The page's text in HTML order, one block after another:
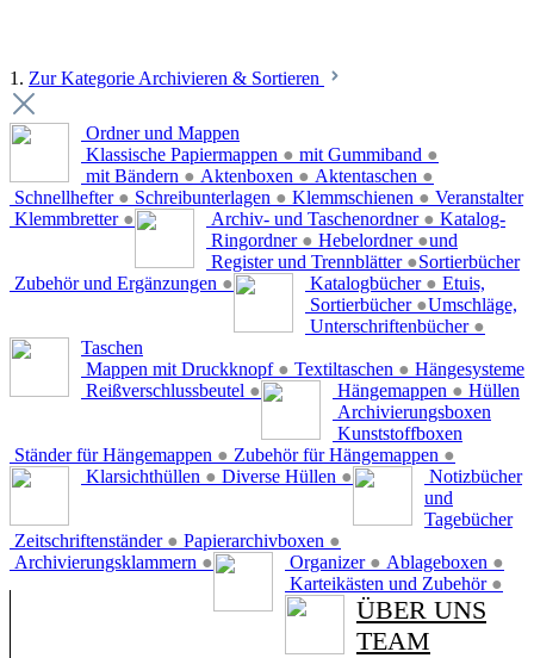
1. Zur Kategorie Archivieren & Sortieren
Ordner und Mappen
Klassische Papiermappen ● mit Gummiband ●
mit Bändern ● Aktenboxen ● Aktentaschen ●
Schnellhefter ● Schreibunterlagen ● Klemmschienen ●
Klemmbretter ●
Veranstalter
Archiv- und Taschenordner ●
Ringordner ● Hebelordner ●
Register und Trennblätter ●
Zubehör und Ergänzungen ●
Katalog-
und
Sortierbücher
Katalogbücher ●
Sortierbücher ●
Unterschriftenbücher ●
Etuis,
Umschläge,
Taschen
Mappen mit Druckknopf ● Textiltaschen ●
Reißverschlussbeutel ●
Hängesysteme
Hängemappen ●
Ständer für Hängemappen ● Zubehör für Hängemappen ●
Hüllen
Klarsichthüllen ● Diverse Hüllen ●
Archivierungsboxen
Zeitschriftenständer ● Papierarchivboxen ●
Archivierungsklammern ●
Kunststoffboxen
Organizer ● Ablageboxen ●
Karteikästen und Zubehör ●
Notizbücher
und
Tagebücher
ÜBER UNS
TEAM